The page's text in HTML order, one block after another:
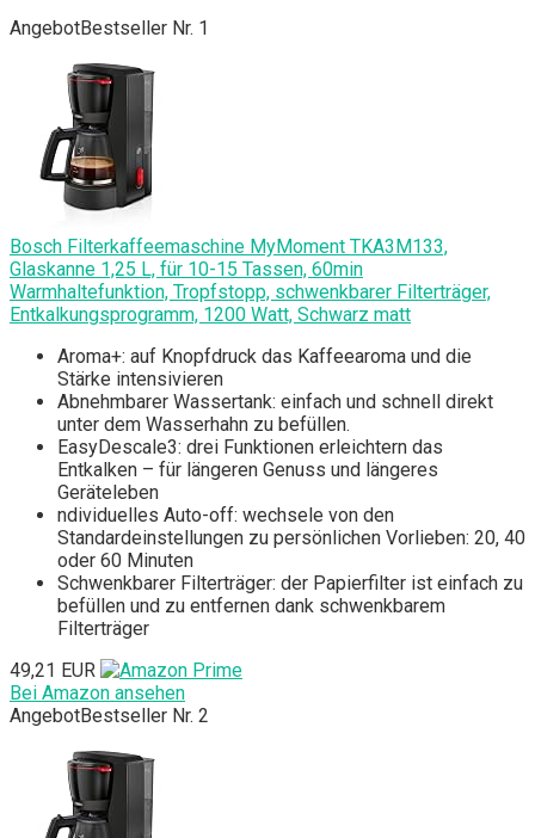
AngebotBestseller Nr. 1
Bosch Filterkaffeemaschine MyMoment TKA3M133,
Glaskanne 1,25 L, für 10-15 Tassen, 60min
Warmhaltefunktion, Tropfstopp, schwenkbarer Filterträger,
Entkalkungsprogramm, 1200 Watt, Schwarz matt
Aroma+: auf Knopfdruck das Kaffeearoma und die
Stärke intensivieren
Abnehmbarer Wassertank: einfach und schnell direkt
unter dem Wasserhahn zu befüllen.
EasyDescale3: drei Funktionen erleichtern das
Entkalken – für längeren Genuss und längeres
Geräteleben
ndividuelles Auto-off: wechsele von den
Standardeinstellungen zu persönlichen Vorlieben: 20, 40
oder 60 Minuten
Schwenkbarer Filterträger: der Papierfilter ist einfach zu
befüllen und zu entfernen dank schwenkbarem
Filterträger
49,21 EUR
Bei Amazon ansehen
AngebotBestseller Nr. 2